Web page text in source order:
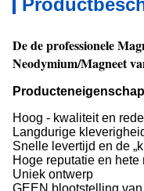
De de professionele
Neodymium/Magneet
Producteneigenschap
Hoog - kwaliteit en
Langdurige
Snelle levertijd en de
Hoge reputatie en hete
Uniek ontwerp
GEEN blootstelling